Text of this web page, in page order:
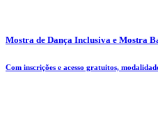
Mostra de Dança Inclusiva e Mostra
Com inscrições e acesso gratuitos,